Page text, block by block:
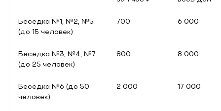
Беседка №1, №2, №5
(до 15 человек)
700 6 000
Беседка №3, №4, №7
(до 25 человек)
800 8 000
Беседка №6 (до 50
человек)
2 000 17 000